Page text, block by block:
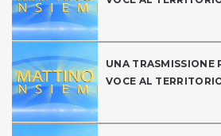
UNA TRASMISSIONE
VOCE AL